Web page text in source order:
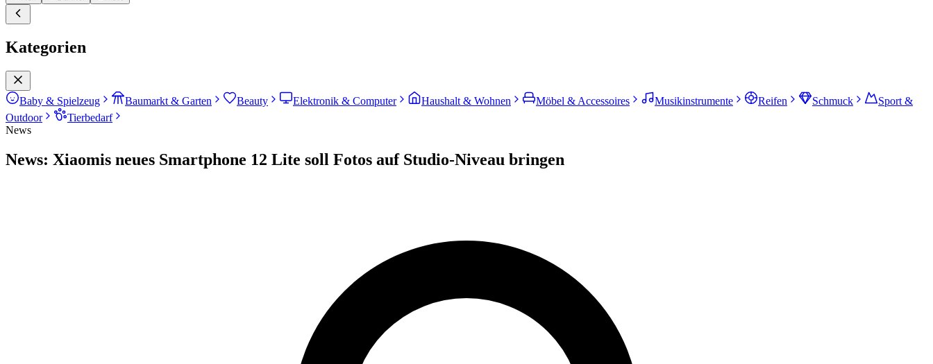
Kategorien
Baby & Spielzeug Baumarkt & Garten Beauty Elektronik & Computer Haushalt & Wohnen Möbel & Accessoires Musikinstrumente Reifen Schmuck
Sport &
Outdoor
Tierbedarf
News
News: Xiaomis neues Smartphone 12 Lite soll Fotos auf Studio-Niveau bringen